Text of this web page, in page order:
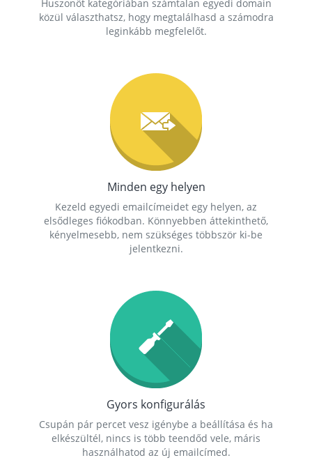
Huszonöt kategóriában számtalan egyedi domain
közül választhatsz, hogy megtalálhasd a számodra
leginkább megfelelőt.
Minden egy helyen
Kezeld egyedi emailcímeidet egy helyen, az
elsődleges fiókodban. Könnyebben áttekinthető,
kényelmesebb, nem szükséges többször ki-be
jelentkezni.
Gyors konfigurálás
Csupán pár percet vesz igénybe a beállítása és ha
elkészültél, nincs is több teendőd vele, máris
használhatod az új emailcímed.